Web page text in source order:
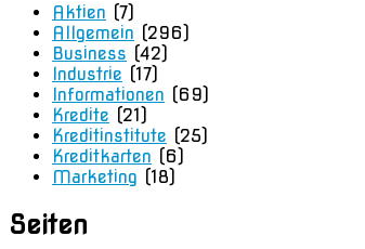
Aktien (7)
Allgemein (296)
Business (42)
Industrie (17)
Informationen (69)
Kredite (21)
Kreditinstitute (25)
Kreditkarten (6)
Marketing (18)
Seiten